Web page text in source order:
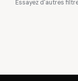
Essayez d'autres